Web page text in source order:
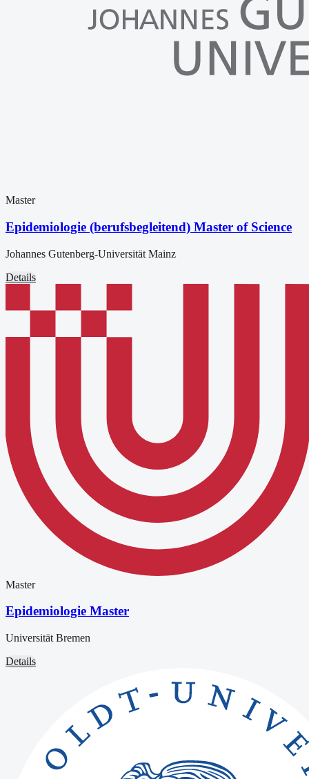
Master
Epidemiologie (berufsbegleitend) Master of Science
Johannes Gutenberg-Universität Mainz
Details
Master
Epidemiologie Master
Universität Bremen
Details